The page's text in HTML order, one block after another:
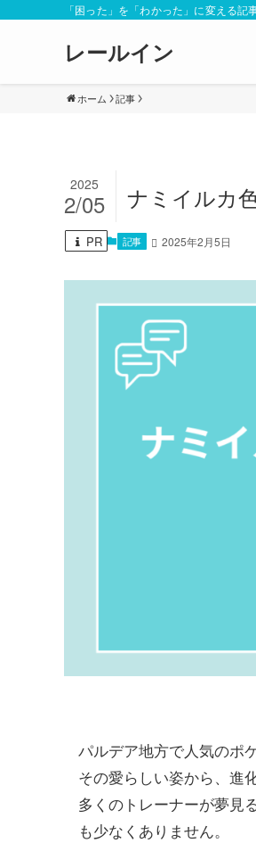
「困った」を「わかった」に変える記
レールイン
ホーム 記事
ナミイルカ
2025
2/05
PR 記事 2025年2月5日
パルデア地方で人気のポ
その愛らしい姿から、進
多くのトレーナーが夢見
も少なくありません。